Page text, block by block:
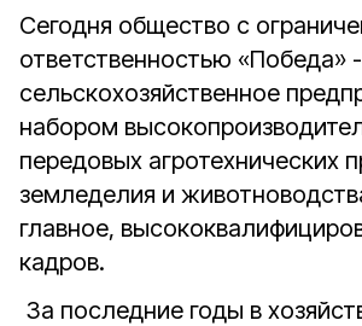
Сегодня общество с
ответственностью «Победа»
сельскохозяйственное
набором
передовых агротехнических
земледелия и
главное,
кадров.
За последние годы в